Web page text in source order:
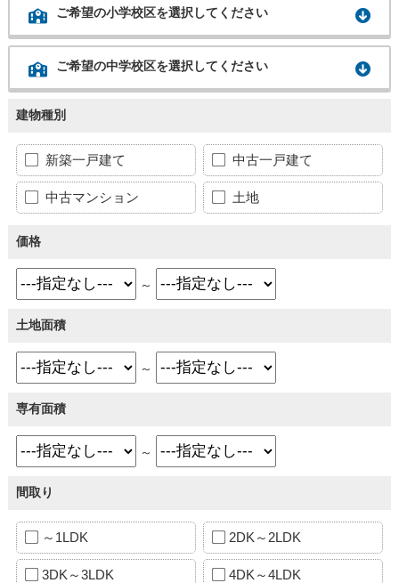
ご希望の小学校区を選択してください
ご希望の中学校区を選択してください
建物種別
新築一戸建て 中古一戸建て
中古マンション 土地
価格
～
土地面積
～
専有面積
～
間取り
～1LDK 2DK～2LDK
3DK～3LDK 4DK～4LDK